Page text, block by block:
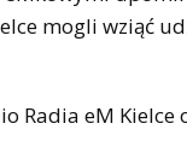
mogli wziąć
Radia eM Kielce